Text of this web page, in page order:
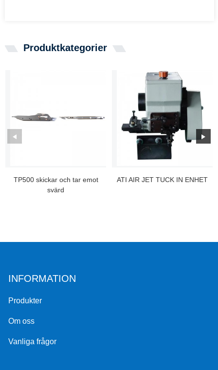
Produktkategorier
TP500 skickar och tar emot
svärd
ATI AIR JET TUCK IN ENHET
INFORMATION
Produkter
Om oss
Vanliga frågor